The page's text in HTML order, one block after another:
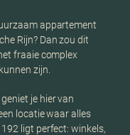
appartement
Rijn? Dan zou dit
fraaie complex
zijn.
je hier van
locatie waar alles
ligt perfect: winkels,